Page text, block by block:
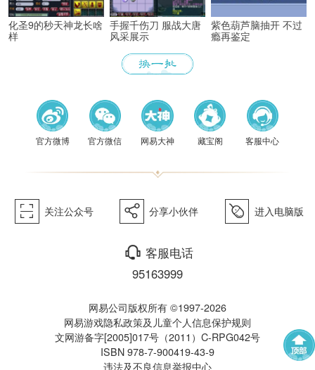
化圣9的秒天神龙长啥
样
手握千伤刀 服战大唐
风采展示
紫色葫芦脑抽开 不过
瘾再鉴定
《梦幻
西游》
官方微博 官方微信 网易大神 藏宝阁 客服中心
򰀁 关注公众号 򰀂 分享小伙伴 򰀄 进入电脑版
򰀃 客服电话
95163999
网易公司版权所有 ©1997-2026
网易游戏隐私政策及儿童个人信息保护规则
文网游备字[2005]017号（2011）C-RPG042号
ISBN 978-7-900419-43-9
违法及不良信息举报中心